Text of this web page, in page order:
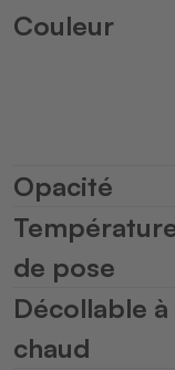
Couleur
Opacité
de pose
Décollable à
chaud